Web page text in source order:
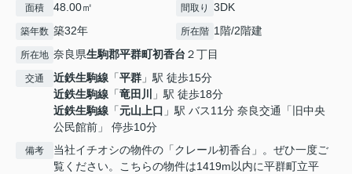
面積 48.00㎡ 間取り 3DK
築年数 築32年 所在階 1階/2階建
所在地 奈良県生駒郡平群町初香台 ２丁目
交通 近鉄生駒線 「平群 」駅 徒歩15分
近鉄生駒線 「竜田川
」駅 徒歩18分
近鉄生駒線 「元山上口 」駅 バス11分 奈良交通「旧中央
公民館前」 停歩10分
備考
当社イチオシの物件の「クレール初香台」。ぜひ一度ご
覧ください。こちらの物件は1419m以内に平群町立平